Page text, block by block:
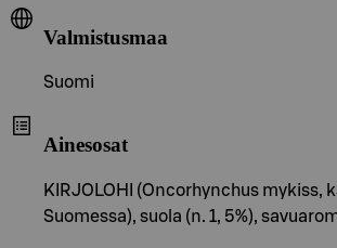
Valmistusmaa
Suomi
Ainesosat
KIRJOLOHI (Oncorhynchus mykiss,
Suomessa), suola (n. 1, 5%),